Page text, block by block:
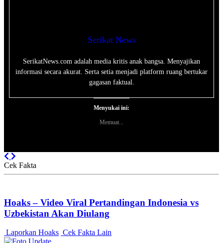
Serikat News
SerikatNews.com adalah media kritis anak bangsa. Menyajikan
informasi secara akurat. Serta setia menjadi platform ruang bertukar
gagasan faktual.
Menyukai ini:
Memuat...
Previous
Cek Fakta
Hoaks – Video Viral Pertandingan Indonesia vs
Uzbekistan Akan Diulang
Laporkan Hoaks Cek Fakta Lain